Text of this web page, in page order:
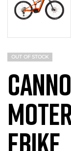
OUT OF STOCK
EBIKE